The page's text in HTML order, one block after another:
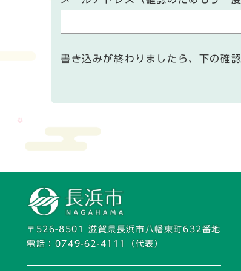
書き込みが終わりましたら、下の確
〒526-8501 滋賀県長浜市八幡東町632番地
電話： 0749-62-4111 （代表）